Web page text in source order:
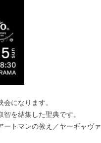
になります。
を結集した聖典です。
ートマンの教え／ヤーギャヴァ